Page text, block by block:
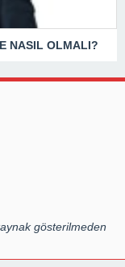
NASIL OLMALI?
gösterilmeden